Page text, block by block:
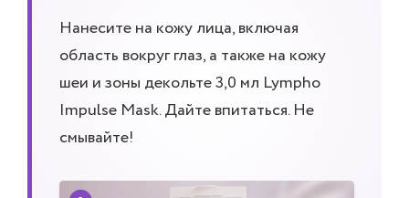
Нанесите на кожу лица, включая
область вокруг глаз, а также на кожу
шеи и зоны декольте 3,0 мл Lympho
Impulse Mask. Дайте впитаться. Не
смывайте!